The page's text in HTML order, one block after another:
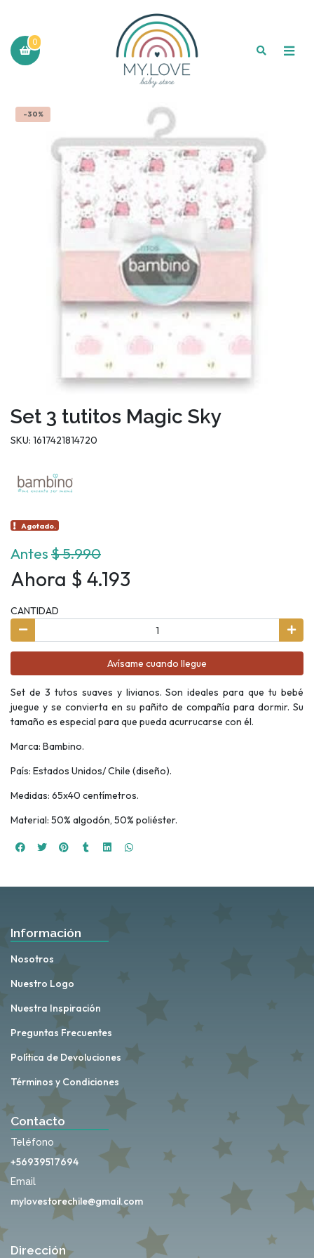
0
-30%
Set 3 tutitos Magic Sky
SKU: 1617421814720
Agotado.
Antes$ 5.990
Ahora $ 4.193
CANTIDAD
Avísame cuando llegue
Set de 3 tutos suaves y livianos. Son ideales para que tu bebé
juegue y se convierta en su pañito de compañía para dormir. Su
tamaño es especial para que pueda acurrucarse con él.
Marca: Bambino.
País: Estados Unidos/ Chile (diseño).
Medidas: 65x40 centímetros.
Material: 50% algodón, 50% poliéster.
Información
Nosotros
Nuestro Logo
Nuestra Inspiración
Preguntas Frecuentes
Política de Devoluciones
Términos y Condiciones
Contacto
Teléfono
+56939517694
Email
mylovestorechile@gmail.com
Dirección